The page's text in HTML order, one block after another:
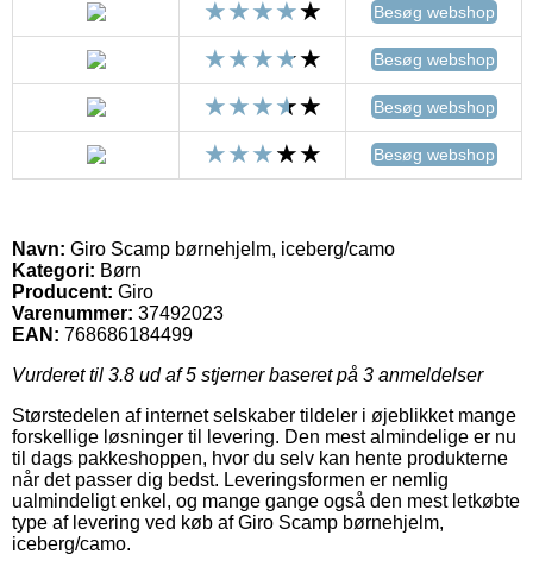
Besøg webshop
Besøg webshop
Besøg webshop
Besøg webshop
Navn: Giro Scamp børnehjelm, iceberg/camo
Kategori: Børn
Producent: Giro
Varenummer: 37492023
EAN: 768686184499
Vurderet til 3.8 ud af 5 stjerner baseret på 3 anmeldelser
Størstedelen af internet selskaber tildeler i øjeblikket mange
forskellige løsninger til levering. Den mest almindelige er nu
til dags pakkeshoppen, hvor du selv kan hente produkterne
når det passer dig bedst. Leveringsformen er nemlig
ualmindeligt enkel, og mange gange også den mest letkøbte
type af levering ved køb af Giro Scamp børnehjelm,
iceberg/camo.